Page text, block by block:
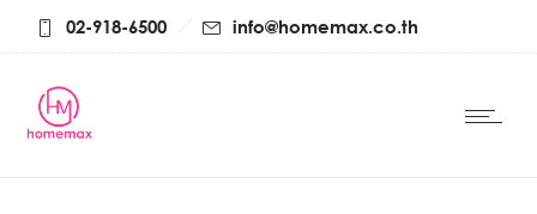
02-918-6500 info@homemax.co.th